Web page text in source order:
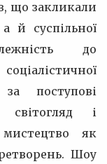
що закликали
й суспільної
до
за поступові
і
мистецтво як
Шоу